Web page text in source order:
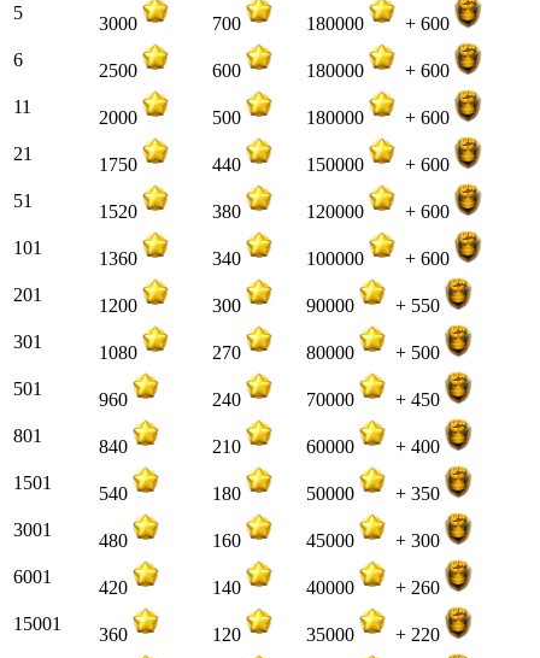
5
3000 700 180000
+ 600
6
2500 600 180000
+ 600
11
2000 500 180000
+ 600
21
1750 440 150000
+ 600
51
1520 380 120000
+ 600
101
1360 340 100000
+ 600
201
1200 300 90000
+ 550
301
1080 270 80000
+ 500
501
960 240 70000
+ 450
801
840 210 60000
+ 400
1501
540 180 50000
+ 350
3001
480 160 45000
+ 300
6001
420 140 40000
+ 260
15001
360 120 35000
+ 220